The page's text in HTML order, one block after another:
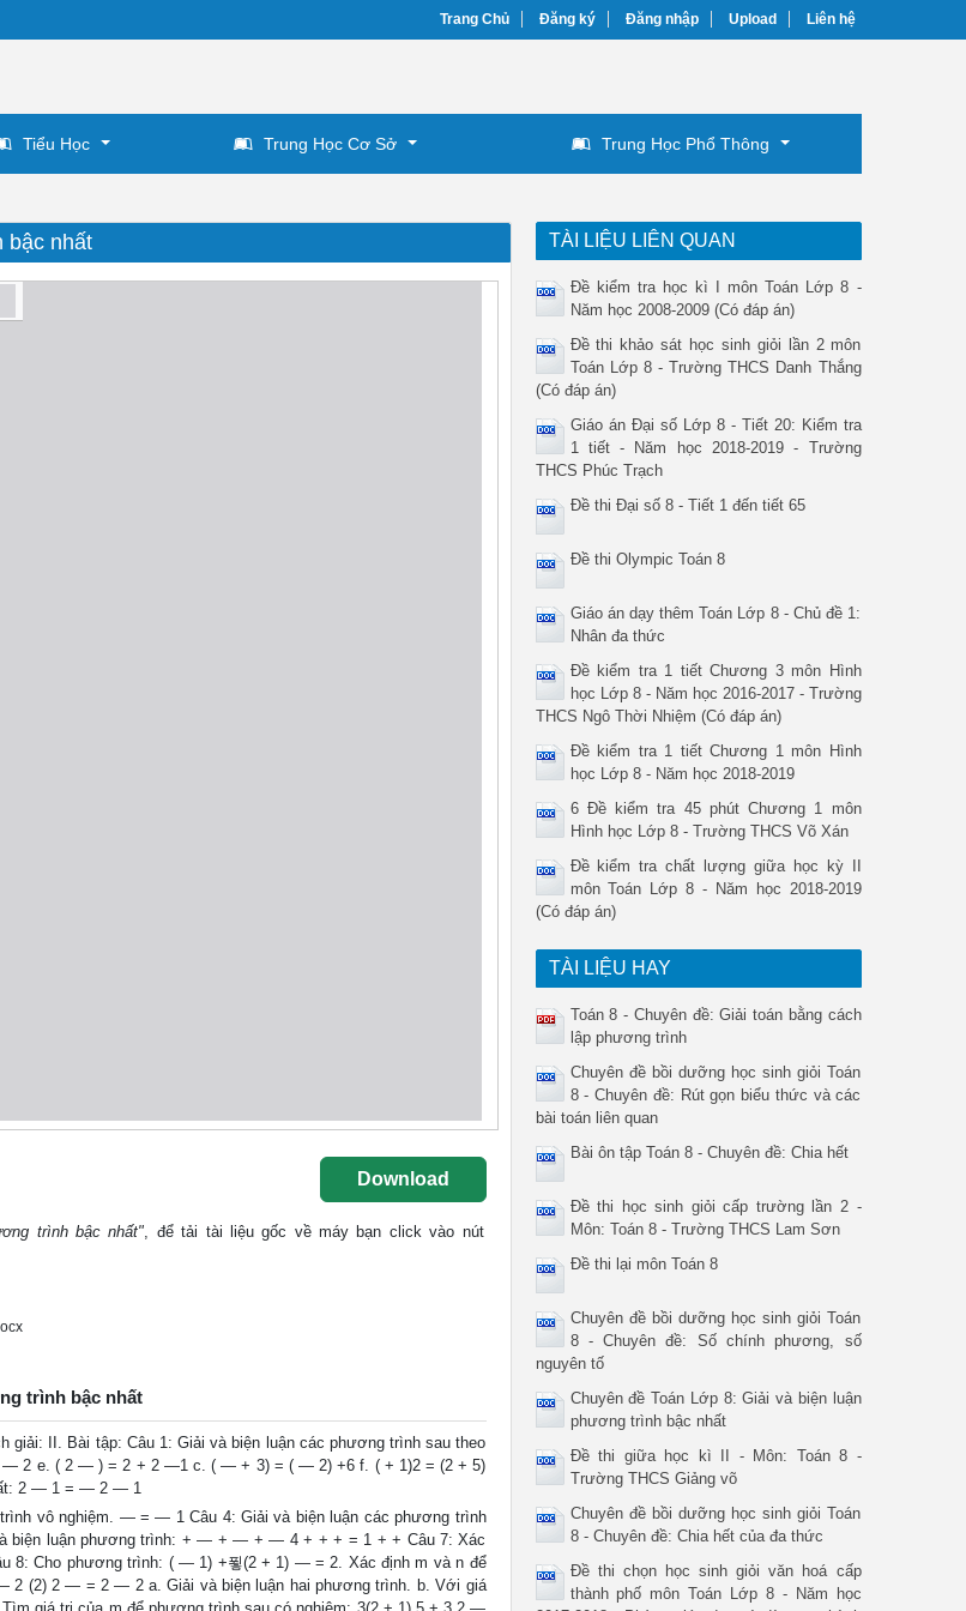
Trang Chủ Đăng ký Đăng nhập Upload Liên hệ
Tiểu Học Trung Học Cơ Sở Trung Học Phổ Thông
bậc nhất
Download
trình bậc nhất", để tải tài liệu gốc về máy bạn click vào nút
trình bậc nhất
giải: II. Bài tập: Câu 1: Giải và biện luận các phương trình sau theo
2 e. ( 2 ― ) = 2 + 2 ―1 c. ( ― + 3) = ( ― 2) +6 f. ( + 1)2 = (2 + 5)
2 ― 1 = ― 2 ― 1
vô nghiệm. ― = ― 1 Câu 4: Giải và biện luận các phương trình
biện luận phương trình: + ― + ― + ― 4 + + + = 1 + + Câu 7: Xác
8: Cho phương trình: ( ― 1) +푛(2 + 1) ― = 2. Xác định m và n để
2 (2) 2 ― = 2 ― 2 a. Giải và biện luận hai phương trình. b. Với giá
TÀI LIỆU LIÊN QUAN
Đề kiểm tra học kì I môn Toán Lớp 8 -
Năm học 2008-2009 (Có đáp án)
Đề thi khảo sát học sinh giỏi lần 2 môn
Toán Lớp 8 - Trường THCS Danh Thắng
(Có đáp án)
Giáo án Đại số Lớp 8 - Tiết 20: Kiểm tra
1 tiết - Năm học 2018-2019 - Trường
THCS Phúc Trạch
Đề thi Đại số 8 - Tiết 1 đến tiết 65
Đề thi Olympic Toán 8
Giáo án dạy thêm Toán Lớp 8 - Chủ đề 1:
Nhân đa thức
Đề kiểm tra 1 tiết Chương 3 môn Hình
học Lớp 8 - Năm học 2016-2017 - Trường
THCS Ngô Thời Nhiệm (Có đáp án)
Đề kiểm tra 1 tiết Chương 1 môn Hình
học Lớp 8 - Năm học 2018-2019
6 Đề kiểm tra 45 phút Chương 1 môn
Hình học Lớp 8 - Trường THCS Võ Xán
Đề kiểm tra chất lượng giữa học kỳ II
môn Toán Lớp 8 - Năm học 2018-2019
(Có đáp án)
TÀI LIỆU HAY
Toán 8 - Chuyên đề: Giải toán bằng cách
lập phương trình
Chuyên đề bồi dưỡng học sinh giỏi Toán
8 - Chuyên đề: Rút gọn biểu thức và các
bài toán liên quan
Bài ôn tập Toán 8 - Chuyên đề: Chia hết
Đề thi học sinh giỏi cấp trường lần 2 -
Môn: Toán 8 - Trường THCS Lam Sơn
Đề thi lại môn Toán 8
Chuyên đề bồi dưỡng học sinh giỏi Toán
8 - Chuyên đề: Số chính phương, số
nguyên tố
Chuyên đề Toán Lớp 8: Giải và biện luận
phương trình bậc nhất
Đề thi giữa học kì II - Môn: Toán 8 -
Trường THCS Giảng võ
Chuyên đề bồi dưỡng học sinh giỏi Toán
8 - Chuyên đề: Chia hết của đa thức
Đề thi chọn học sinh giỏi văn hoá cấp
thành phố môn Toán Lớp 8 - Năm học